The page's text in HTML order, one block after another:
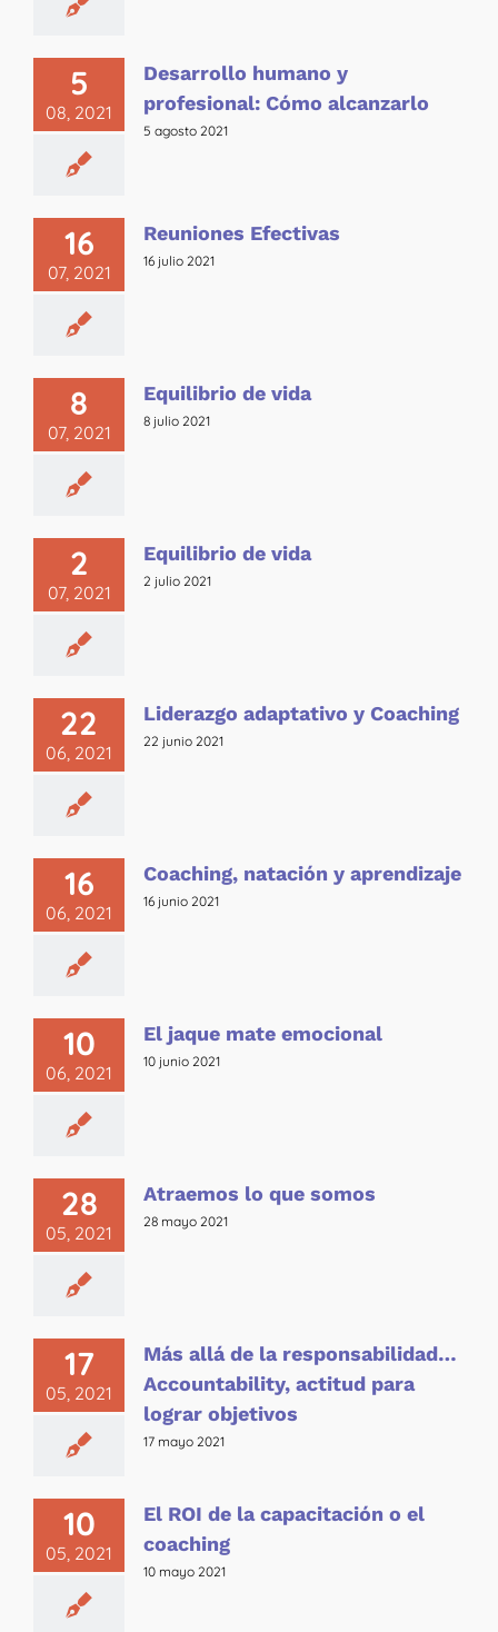
5
08, 2021
Desarrollo humano y
profesional: Cómo alcanzarlo
5 agosto 2021
16
07, 2021
Reuniones Efectivas
16 julio 2021
8
07, 2021
Equilibrio de vida
8 julio 2021
2
07, 2021
Equilibrio de vida
2 julio 2021
22
06, 2021
Liderazgo adaptativo y Coaching
22 junio 2021
16
06, 2021
Coaching, natación y aprendizaje
16 junio 2021
10
06, 2021
El jaque mate emocional
10 junio 2021
28
05, 2021
Atraemos lo que somos
28 mayo 2021
17
05, 2021
Más allá de la responsabilidad…
Accountability, actitud para
lograr objetivos
17 mayo 2021
10
05, 2021
El ROI de la capacitación o el
coaching
10 mayo 2021